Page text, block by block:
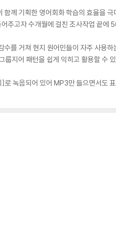
께 기획한 영어회화 학습의 효율을
주고자 수개월에 걸친 조사작업 끝
를 거쳐 현지 원어민들이 자주 사용하
지어 패턴을 쉽게 익히고 활용할 수
녹음되어 있어 MP3만 들으면서도